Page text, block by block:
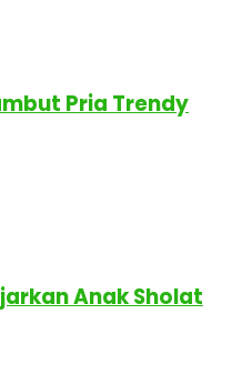
Pria Trendy
Anak Sholat